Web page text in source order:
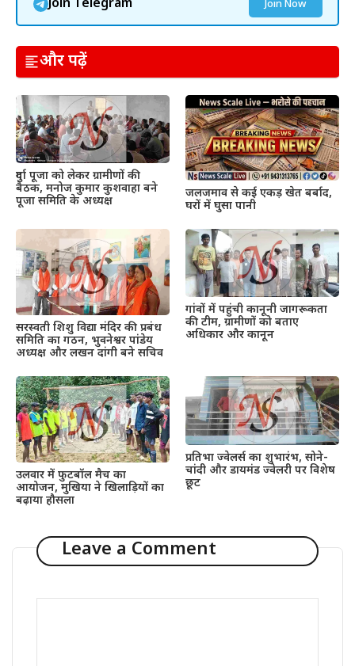
Join Telegram Join Now
और पढ़ें
दुर्गा पूजा को लेकर ग्रामीणों की
बैठक, मनोज कुमार कुशवाहा बने
पूजा समिति के अध्यक्ष
जलजमाव से कई एकड़ खेत बर्बाद,
घरों में घुसा पानी
सरस्वती शिशु विद्या मंदिर की प्रबंध
समिति का गठन, भुवनेश्वर पांडेय
अध्यक्ष और लखन दांगी बने सचिव
गांवों में पहुंची कानूनी जागरूकता
की टीम, ग्रामीणों को बताए
अधिकार और कानून
उलवार में फुटबॉल मैच का
आयोजन, मुखिया ने खिलाड़ियों का
बढ़ाया हौसला
प्रतिभा ज्वेलर्स का शुभारंभ, सोने-
चांदी और डायमंड ज्वेलरी पर विशेष
छूट
Leave a Comment